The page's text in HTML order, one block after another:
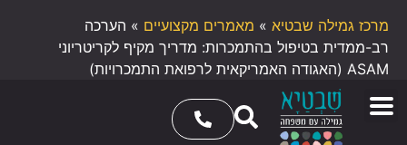
מרכז גמילה שבטיא » מאמרים מקצועיים » הערכה
רב-ממדית בטיפול בהתמכרות: מדריך מקיף לקריטריוני
ASAM (האגודה האמריקאית לרפואת התמכרויות)